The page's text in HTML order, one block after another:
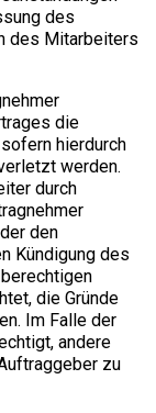
des
des Mitarbeiters
die
hierdurch
werden.
durch
den
Kündigung des
die Gründe
Im Falle der
andere
zu